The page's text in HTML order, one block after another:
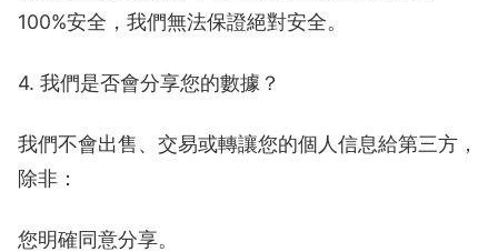
100%安全，我們無法保證絕對安全。
4. 我們是否會分享您的數據？
我們不會出售、交易或轉讓您的個人信息給第三方，
除非：
您明確同意分享。